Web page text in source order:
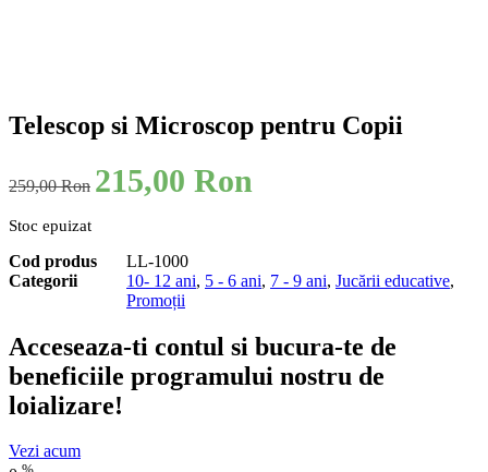
Telescop si Microscop pentru Copii
259,00Ron
Prețul
inițial
215,00 Ron
Stoc epuizat
Cod produs
LL-1000
Categorii
10- 12 ani, 5 - 6 ani, 7 - 9 ani, Jucării educative,
Promoții
Acceseaza-ti contul si bucura-te de
beneficiile programului nostru de
loializare!
Vezi acum